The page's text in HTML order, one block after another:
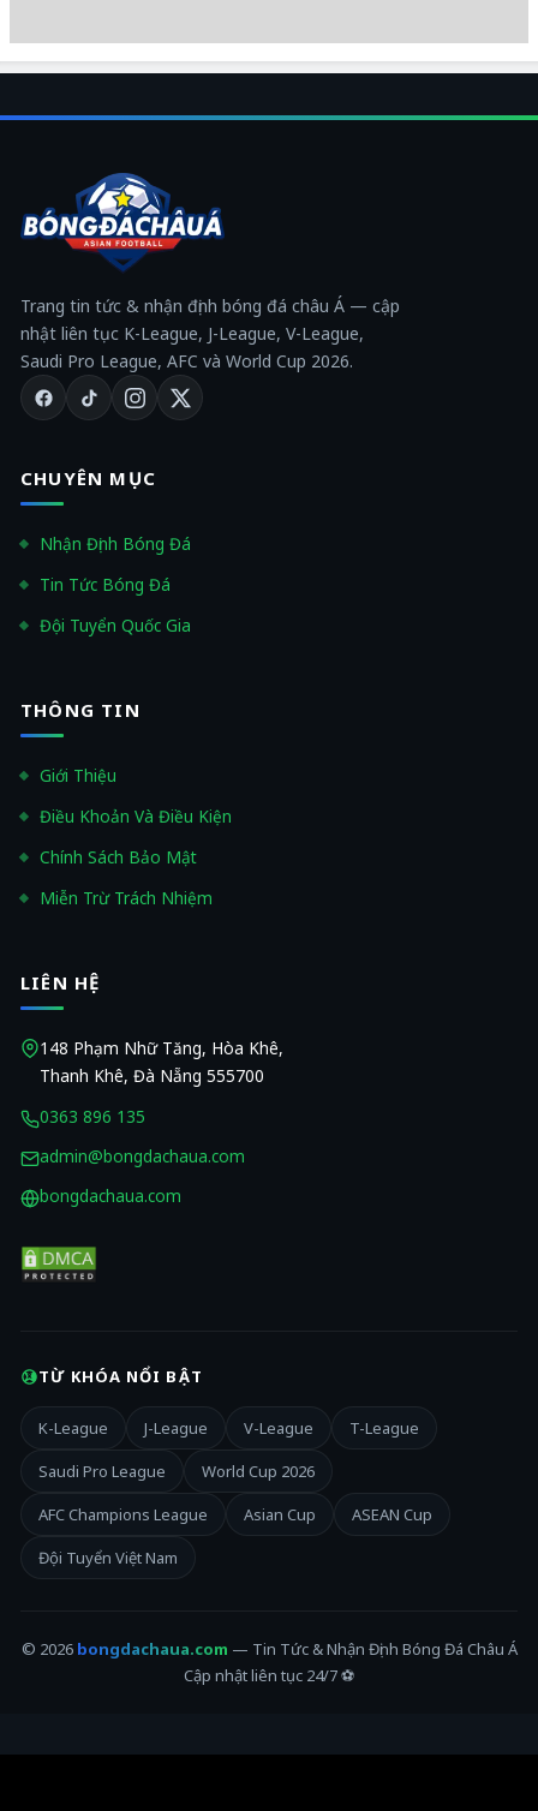
Trang tin tức & nhận định bóng đá châu Á — cập
nhật liên tục K-League, J-League, V-League,
Saudi Pro League, AFC và World Cup 2026.
CHUYÊN MỤC
Nhận Định Bóng Đá
Tin Tức Bóng Đá
Đội Tuyển Quốc Gia
THÔNG TIN
Giới Thiệu
Điều Khoản Và Điều Kiện
Chính Sách Bảo Mật
Miễn Trừ Trách Nhiệm
LIÊN HỆ
148 Phạm Nhữ Tăng, Hòa Khê,
Thanh Khê, Đà Nẵng 555700
0363 896 135
admin@bongdachaua.com
bongdachaua.com
TỪ KHÓA NỔI BẬT
K-League J-League V-League
T-League
Saudi Pro League
World Cup 2026
AFC Champions League
Asian Cup
ASEAN Cup
Đội Tuyển Việt Nam
© 2026 bongdachaua.com — Tin Tức & Nhận Định Bóng Đá Châu Á
Cập nhật liên tục 24/7 ⚽